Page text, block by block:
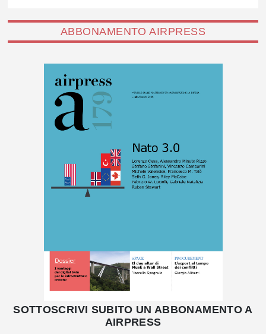
ABBONAMENTO AIRPRESS
SOTTOSCRIVI SUBITO UN ABBONAMENTO A
AIRPRESS